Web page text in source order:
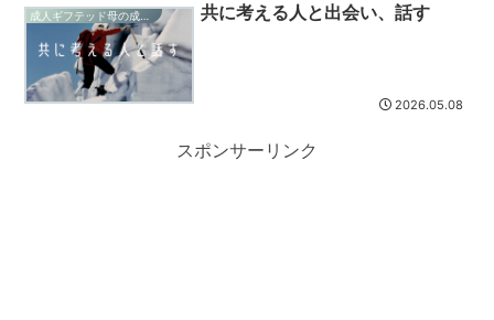
共に考える人と出会い、話す
2026.05.08
スポンサーリンク